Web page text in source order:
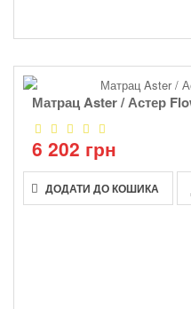
Матрац Aster / Астер
6 202 грн
ДОДАТИ ДО КОШИКА